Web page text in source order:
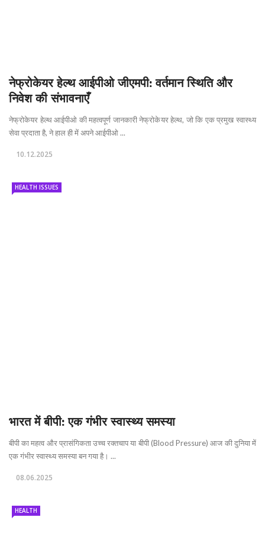
नेफ्रोकेयर हेल्थ आईपीओ जीएमपी: वर्तमान स्थिति और
निवेश की संभावनाएँ
नेफ्रोकेयर हेल्थ आईपीओ की महत्वपूर्ण जानकारी नेफ्रोकेयर हेल्थ, जो कि एक प्रमुख स्वास्थ्य
सेवा प्रदाता है, ने हाल ही में अपने आईपीओ ...
10.12.2025
HEALTH ISSUES
भारत में बीपी: एक गंभीर स्वास्थ्य समस्या
बीपी का महत्व और प्रासंगिकता उच्च रक्तचाप या बीपी (Blood Pressure) आज की दुनिया में
एक गंभीर स्वास्थ्य समस्या बन गया है। ...
08.06.2025
HEALTH